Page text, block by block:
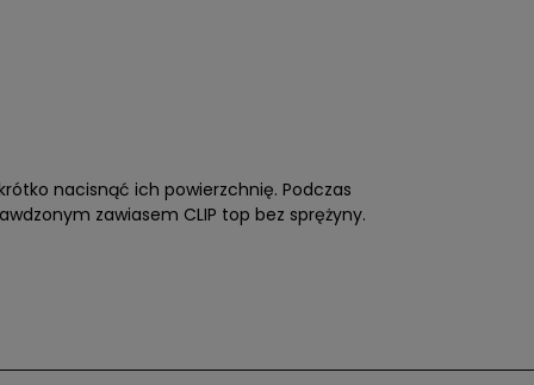
nacisnąć ich powierzchnię. Podczas
zawiasem CLIP top bez sprężyny.